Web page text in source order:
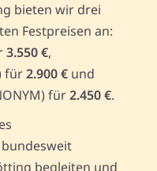
bieten wir drei
Festpreisen an:
3.550 €,
für2.900 € und
für2.450 €.
begleiten und